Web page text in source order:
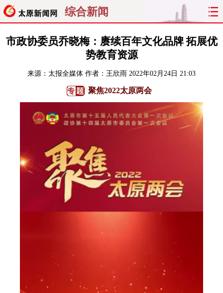
综合新闻
首页 聚焦 太原 山西
关注 文明
曝光 综合
旅游 理财 政务 教育
太原日报 太原晚报
市政协委员乔晓梅：赓续百年文化品牌 拓展优
势教育资源
来源： 太报全媒体 作者：王欣雨 2022年02月24日 21:03
聚焦2022太原两会